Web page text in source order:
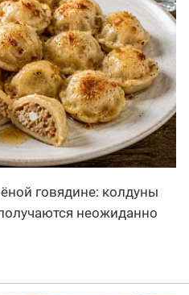
говядине: колдуны
неожиданно